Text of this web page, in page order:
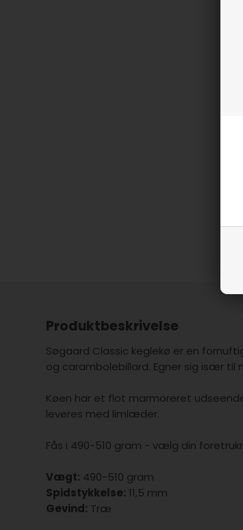
Produktbeskrivelse
Søgaard Classic keglekø er en
og carambolebillard. Egner sig især til
Køen har et flot marmoreret
leveres med limlæder.
Fås i 490-510 gram - vælg din
Vægt: 490-510 gram
Spidstykkelse: 11,5 mm
Gevind: Træ